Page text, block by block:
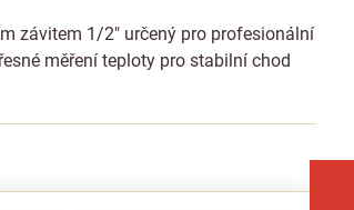
závitem 1/2" určený pro profesionální
měření teploty pro stabilní chod